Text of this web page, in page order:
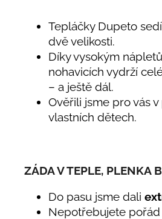
Tepláčky Dupeto
dvě velikosti.
Díky vysokým
nohavicích vydrží
– a ještě dál.
Ověřili jsme pro vás v
vlastních dětech.
ZÁDA V TEPLE, PLENKA
Do pasu jsme dali
Nepotřebujete pořád